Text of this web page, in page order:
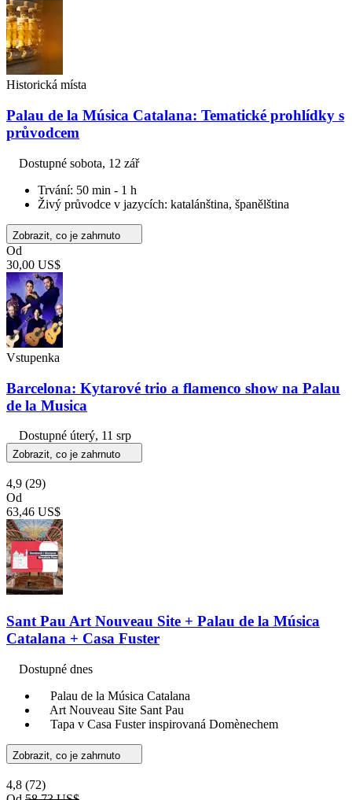
Historická místa
Palau de la Música Catalana: Tematické prohlídky s
průvodcem
Dostupné sobota, 12 zář
Trvání: 50 min - 1 h
Živý průvodce v jazycích: katalánština, španělština
Zobrazit, co je zahrnuto
Od
30,00 US$
Vstupenka
Barcelona: Kytarové trio a flamenco show na Palau
de la Musica
Dostupné úterý, 11 srp
Zobrazit, co je zahrnuto
4,9 (29)
Od
63,46 US$
Sant Pau Art Nouveau Site + Palau de la Música
Catalana + Casa Fuster
Dostupné dnes
Palau de la Música Catalana
Art Nouveau Site Sant Pau
Tapa v Casa Fuster inspirovaná Domènechem
Zobrazit, co je zahrnuto
4,8 (72)